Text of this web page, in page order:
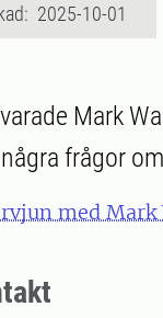
2025-10-01
Mark
frågor
med Mark